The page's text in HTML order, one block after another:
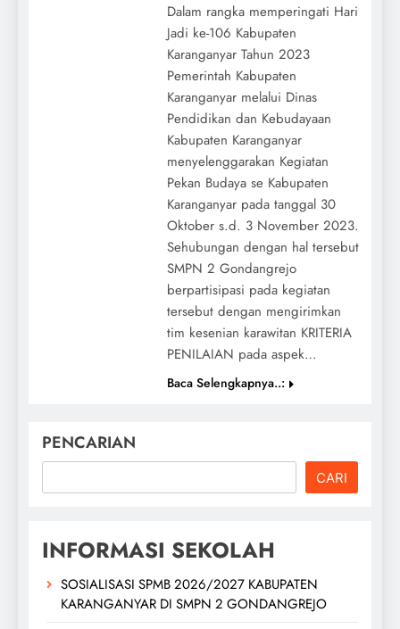
Dalam rangka memperingati Hari
Jadi ke-106 Kabupaten
Karanganyar Tahun 2023
Pemerintah Kabupaten
Karanganyar melalui Dinas
Pendidikan dan Kebudayaan
Kabupaten Karanganyar
menyelenggarakan Kegiatan
Pekan Budaya se Kabupaten
Karanganyar pada tanggal 30
Oktober s.d. 3 November 2023.
Sehubungan dengan hal tersebut
SMPN 2 Gondangrejo
berpartisipasi pada kegiatan
tersebut dengan mengirimkan
tim kesenian karawitan KRITERIA
PENILAIAN pada aspek…
Baca Selengkapnya..:
PENCARIAN
CARI
INFORMASI SEKOLAH
SOSIALISASI SPMB 2026/2027 KABUPATEN
KARANGANYAR DI SMPN 2 GONDANGREJO